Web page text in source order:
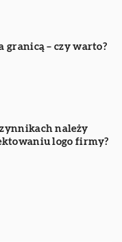
granicą – czy warto?
należy
logo firmy?